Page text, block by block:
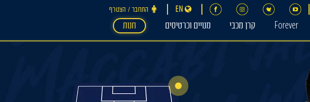
התחבר ‪/‬ הצטרף EN
Forever קרן מכבי מנויים וכרטיסים חנות